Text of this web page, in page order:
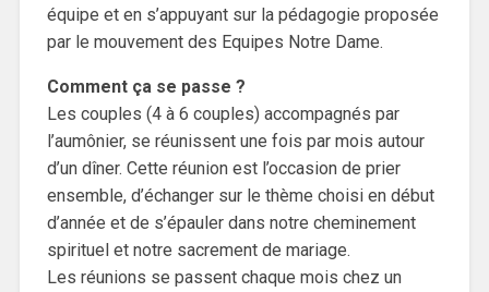
équipe et en s’appuyant sur la pédagogie proposée
par le mouvement des Equipes Notre Dame.
Comment ça se passe ?
Les couples (4 à 6 couples) accompagnés par
l’aumônier, se réunissent une fois par mois autour
d’un dîner. Cette réunion est l’occasion de prier
ensemble, d’échanger sur le thème choisi en début
d’année et de s’épauler dans notre cheminement
spirituel et notre sacrement de mariage.
Les réunions se passent chaque mois chez un